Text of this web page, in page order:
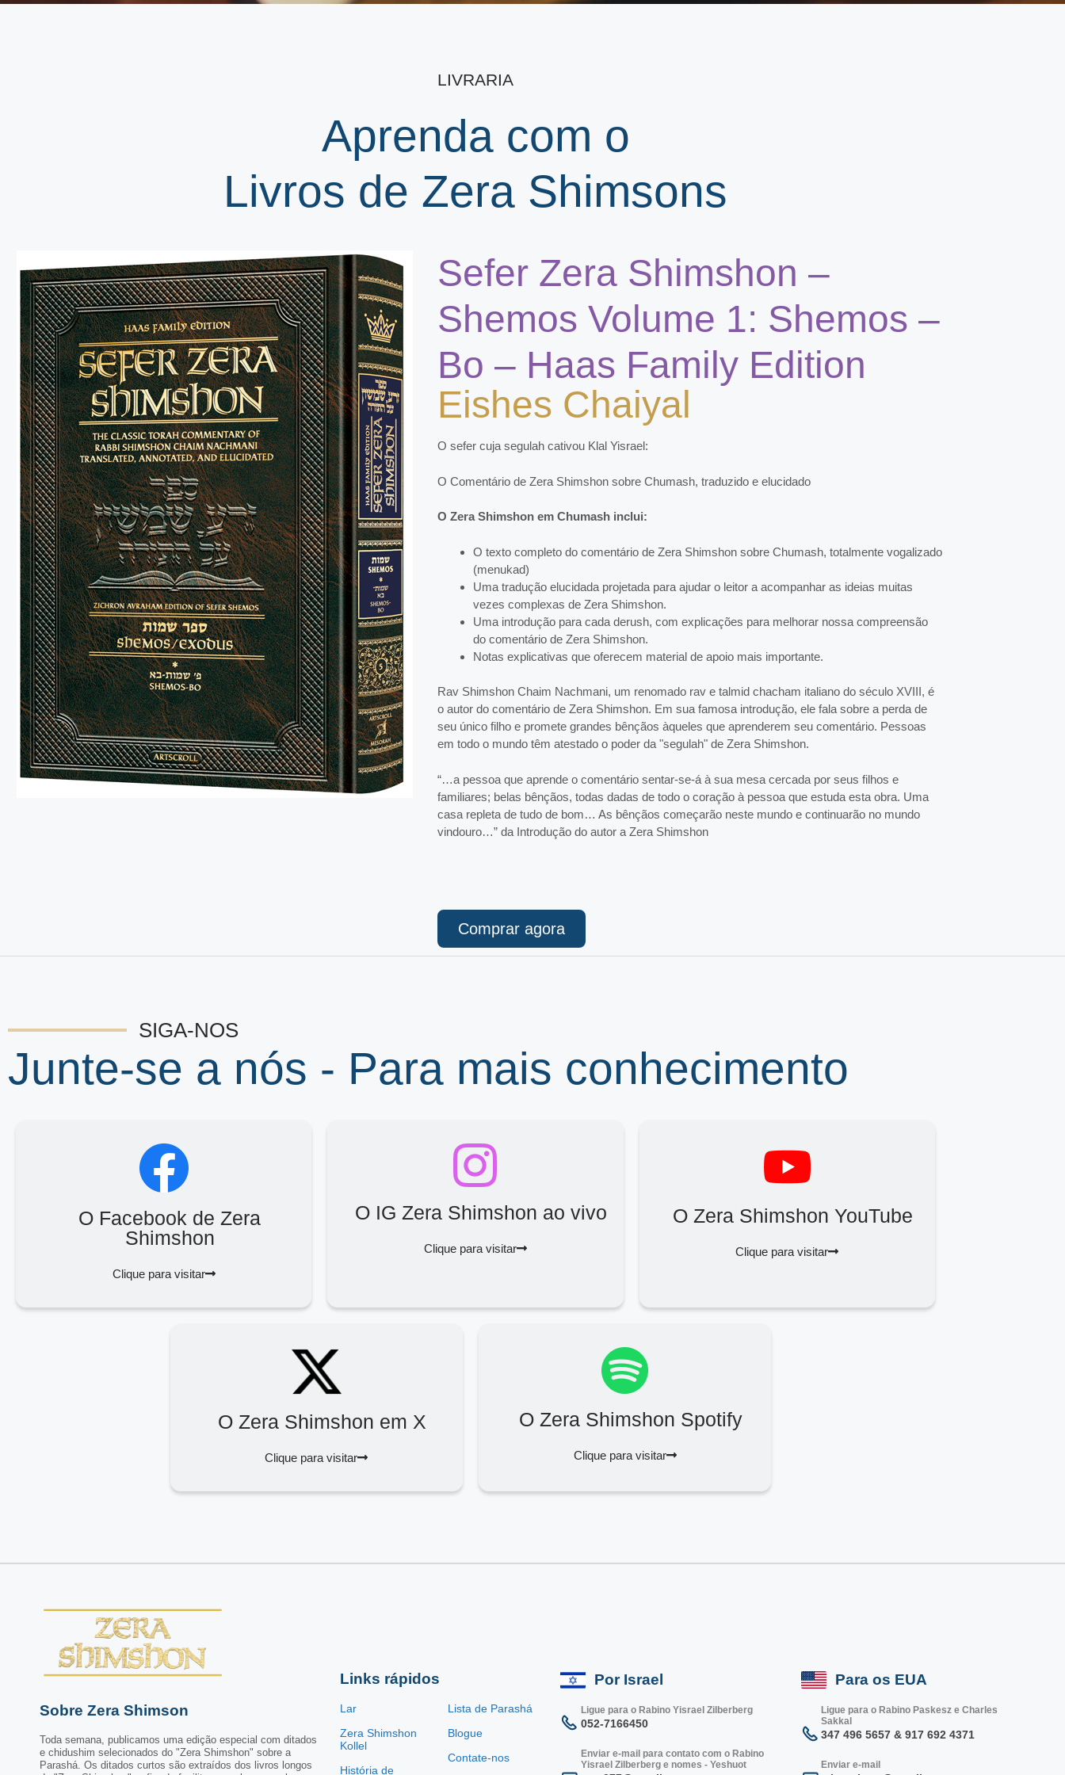
LIVRARIA
Aprenda com o
Livros de Zera Shimsons
Sefer Zera Shimshon –
Shemos Volume 1: Shemos –
Bo – Haas Family Edition
Eishes Chaiyal
O sefer cuja segulah cativou Klal Yisrael:
O Comentário de Zera Shimshon sobre Chumash, traduzido e elucidado
O Zera Shimshon em Chumash inclui:
O texto completo do comentário de Zera Shimshon sobre Chumash, totalmente vogalizado
(menukad)
Uma tradução elucidada projetada para ajudar o leitor a acompanhar as ideias muitas
vezes complexas de Zera Shimshon.
Uma introdução para cada derush, com explicações para melhorar nossa compreensão
do comentário de Zera Shimshon.
Notas explicativas que oferecem material de apoio mais importante.
Rav Shimshon Chaim Nachmani, um renomado rav e talmid chacham italiano do século XVIII, é
o autor do comentário de Zera Shimshon. Em sua famosa introdução, ele fala sobre a perda de
seu único filho e promete grandes bênçãos àqueles que aprenderem seu comentário. Pessoas
em todo o mundo têm atestado o poder da "segulah" de Zera Shimshon.
“…a pessoa que aprende o comentário sentar-se-á à sua mesa cercada por seus filhos e
familiares; belas bênçãos, todas dadas de todo o coração à pessoa que estuda esta obra. Uma
casa repleta de tudo de bom… As bênçãos começarão neste mundo e continuarão no mundo
vindouro…” da Introdução do autor a Zera Shimshon
Comprar agora
SIGA-NOS
Junte-se a nós - Para mais conhecimento
O Facebook de Zera
Shimshon
Clique para visitar
O IG Zera Shimshon ao vivo
Clique para visitar
O Zera Shimshon YouTube
Clique para visitar
O Zera Shimshon em X
Clique para visitar
O Zera Shimshon Spotify
Clique para visitar
Sobre Zera Shimson
Toda semana, publicamos uma edição especial com ditados
e chidushim selecionados do "Zera Shimshon" sobre a
Parashá. Os ditados curtos são extraídos dos livros longos
Links rápidos
Lar
Zera Shimshon
Kollel
História de
Lista de Parashá
Blogue
Contate-nos
Por Israel
Ligue para o Rabino Yisrael Zilberberg
052-7166450
Enviar e-mail para contato com o Rabino
Yisrael Zilberberg e nomes - Yeshuot
Para os EUA
Ligue para o Rabino Paskesz e Charles
Sakkal
347 496 5657 & 917 692 4371
Enviar e-mail